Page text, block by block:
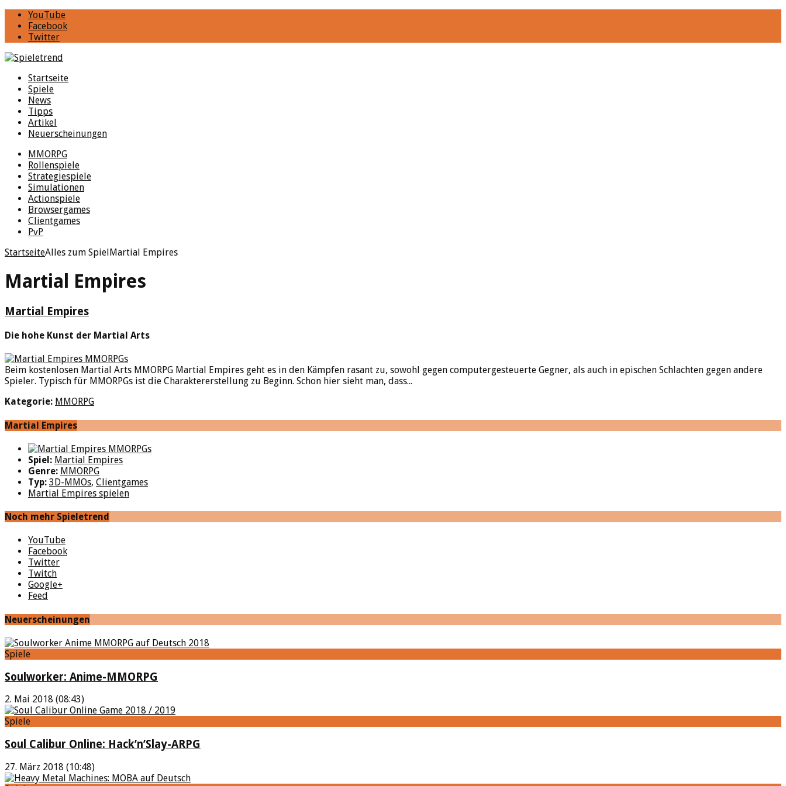
YouTube
Facebook
Twitter
Startseite
Spiele
News
Tipps
Artikel
Neuerscheinungen
MMORPG
Rollenspiele
Strategiespiele
Simulationen
Actionspiele
Browsergames
Clientgames
PvP
StartseiteAlles zum SpielMartial Empires
Martial Empires
Martial Empires
Die hohe Kunst der Martial Arts
Beim kostenlosen Martial Arts MMORPG Martial Empires geht es in den Kämpfen rasant zu, sowohl gegen computergesteuerte Gegner, als auch in epischen Schlachten gegen andere
Spieler. Typisch für MMORPGs ist die Charaktererstellung zu Beginn. Schon hier sieht man, dass...
Kategorie: MMORPG
Martial Empires
Spiel: Martial Empires
Genre: MMORPG
Typ: 3D-MMOs, Clientgames
Martial Empires spielen
Noch mehr Spieletrend
YouTube
Facebook
Twitter
Twitch
Google+
Feed
Neuerscheinungen
Spiele
Soulworker: Anime-MMORPG
2. Mai 2018 (08:43)
Spiele
Soul Calibur Online: Hack’n’Slay-ARPG
27. März 2018 (10:48)